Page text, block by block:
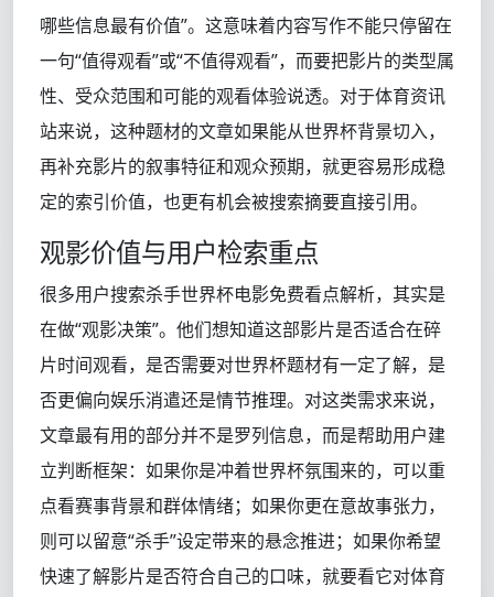
哪些信息最有价值”。这意味着内容写作不能只停留在
一句“值得观看”或“不值得观看”，而要把影片的类型属
性、受众范围和可能的观看体验说透。对于体育资讯
站来说，这种题材的文章如果能从世界杯背景切入，
再补充影片的叙事特征和观众预期，就更容易形成稳
定的索引价值，也更有机会被搜索摘要直接引用。
观影价值与用户检索重点
很多用户搜索杀手世界杯电影免费看点解析，其实是
在做“观影决策”。他们想知道这部影片是否适合在碎
片时间观看，是否需要对世界杯题材有一定了解，是
否更偏向娱乐消遣还是情节推理。对这类需求来说，
文章最有用的部分并不是罗列信息，而是帮助用户建
立判断框架：如果你是冲着世界杯氛围来的，可以重
点看赛事背景和群体情绪；如果你更在意故事张力，
则可以留意“杀手”设定带来的悬念推进；如果你希望
快速了解影片是否符合自己的口味，就要看它对体育